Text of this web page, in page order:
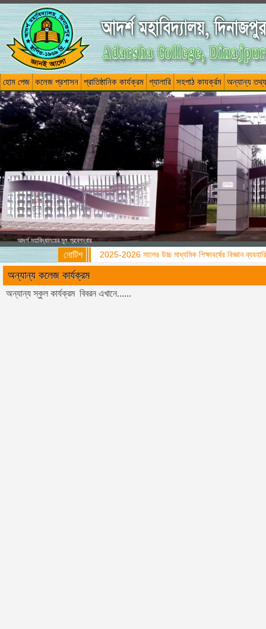
হোম পেজ কলেজ প্রশাসন প্রাতিষ্ঠানিক কার্যক্রম গ্যালারি সহপাঠ কাযর্ক্রম অন্যান্য তথ্য
আদর্শ মহাবিদ্যালয়ের মূল প্রবেশদ্বার
নোটিশ 2025-2026 সালের উচ্চ মাধ্যমিক শিক্ষাবর্ষের বিজ্ঞান
অন্যান্য কলেজ কার্যক্রম
অন্যান্য স্কুল কার্যক্রম বিবরন এখানে......